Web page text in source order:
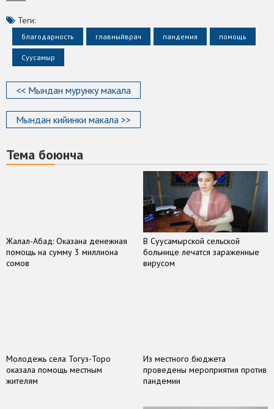
Теги:
благодарность главныйврач пандемия помощь
Суусамыр
<< Мындан мурунку макала
Мындан кийинки макала >>
Тема боюнча
Жалал-Абад: Оказана денежная
помощь на сумму 3 миллиона
сомов
В Суусамырской сельской
больнице лечатся зараженные
вирусом
Молодежь села Тогуз-Торо
оказала помощь местным
жителям
Из местного бюджета
проведены мероприятия против
пандемии